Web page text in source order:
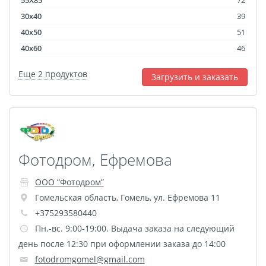
Фото на чехле телефона
Фото на значке
Фотосъемка в студии
Бессмертный полк
Обложка для
документов
Брелок Госномер
Кухонные
принадлежности
Календарь-плакат
30x40
39
40x50
51
40x60
46
Еще 2 продуктов Загрузить и заказать
Фотодром, Ефремова
ООО “Фотодром”
Гомельская область, Гомель, ул. Ефремова 11
+375293580440
Пн.-вс. 9:00-19:00. Выдача заказа на следующий
день после 12:30 при оформлении заказа до 14:00
fotodromgomel@gmail.com